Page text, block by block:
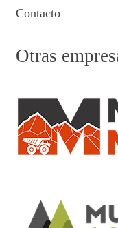
Contacto
Otras